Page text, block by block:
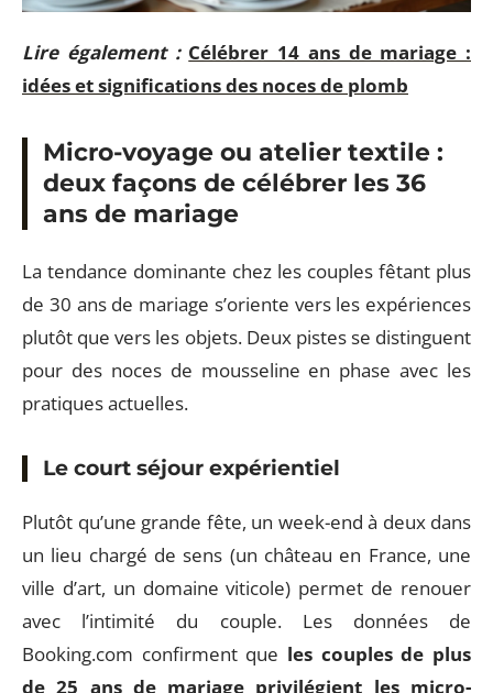
Lire également : Célébrer 14 ans de mariage :
idées et significations des noces de plomb
Micro-voyage ou atelier textile :
deux façons de célébrer les 36
ans de mariage
La tendance dominante chez les couples fêtant plus
de 30 ans de mariage s’oriente vers les expériences
plutôt que vers les objets. Deux pistes se distinguent
pour des noces de mousseline en phase avec les
pratiques actuelles.
Le court séjour expérientiel
Plutôt qu’une grande fête, un week-end à deux dans
un lieu chargé de sens (un château en France, une
ville d’art, un domaine viticole) permet de renouer
avec l’intimité du couple. Les données de
Booking.com confirment que les couples de plus
de 25 ans de mariage privilégient les micro-